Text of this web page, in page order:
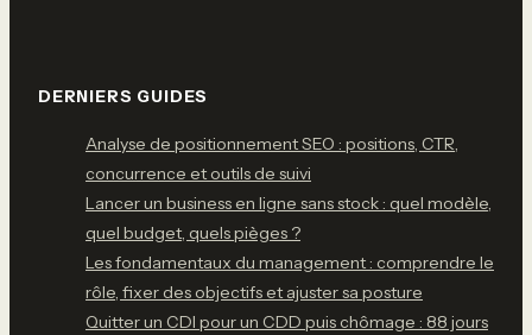
DERNIERS GUIDES
Analyse de positionnement SEO : positions, CTR,
concurrence et outils de suivi
Lancer un business en ligne sans stock : quel modèle,
quel budget, quels pièges ?
Les fondamentaux du management : comprendre le
rôle, fixer des objectifs et ajuster sa posture
Quitter un CDI pour un CDD puis chômage : 88 jours